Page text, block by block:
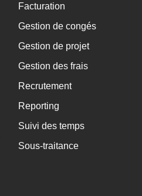
Facturation
Gestion de congés
Gestion de projet
Gestion des frais
Recrutement
Reporting
Suivi des temps
Sous-traitance